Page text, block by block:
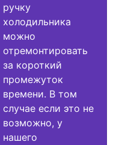
ручку
холодильника
можно
отремонтировать
за короткий
промежуток
времени. В том
случае если это не
возможно, у
нашего